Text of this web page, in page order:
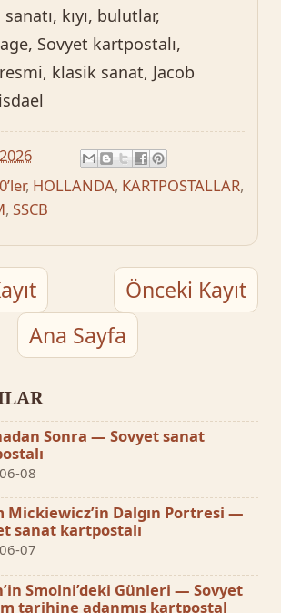
kıyı, bulutlar,
Sovyet kartpostalı,
klasik sanat, Jacob
, HOLLANDA, KARTPOSTALLAR,
, SSCB
Önceki Kayıt
Ana Sayfa
Sonra — Sovyet sanat
08
Mickiewicz’in Dalgın Portresi —
sanat kartpostalı
07
Smolni’deki Günleri — Sovyet
tarihine adanmış kartpostal